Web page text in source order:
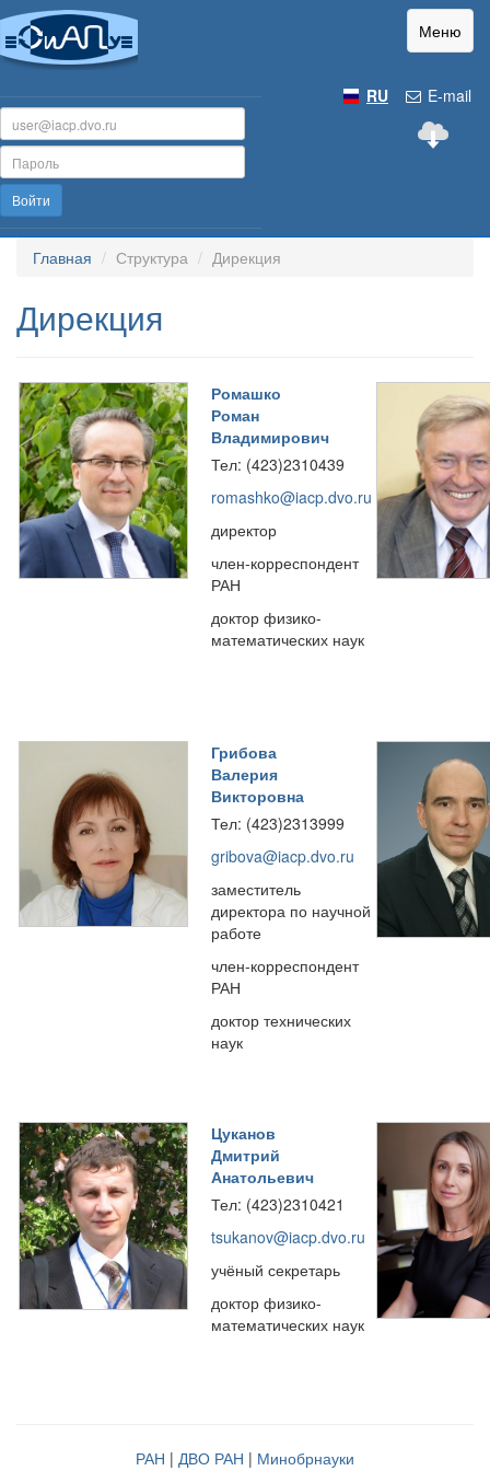
Меню
E-mail
RU
Войти
Главная Структура Дирекция
Дирекция
Ромашко
Роман
Владимирович
Тел: (423)2310439
romashko@iacp.dvo.ru
директор
член-корреспондент
РАН
доктор физико-
математических наук
Грибова
Валерия
Викторовна
Тел: (423)2313999
gribova@iacp.dvo.ru
заместитель
директора по научной
работе
член-корреспондент
РАН
доктор технических
наук
Цуканов
Дмитрий
Анатольевич
Тел: (423)2310421
tsukanov@iacp.dvo.ru
учёный секретарь
доктор физико-
математических наук
РАН | ДВО РАН | Минобрнауки